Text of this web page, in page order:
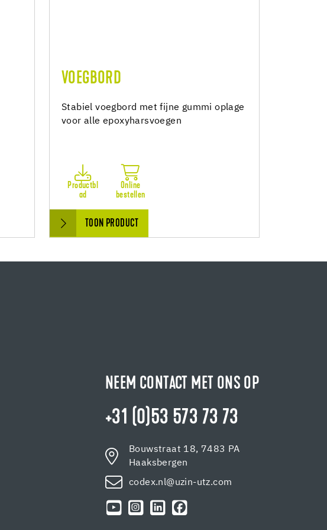
VOEGBORD
Stabiel voegbord met fijne gummi oplage
voor alle epoxyharsvoegen
Productbl
ad
Online
bestellen
TOON PRODUCT
NEEM CONTACT MET ONS OP
+31 (0)53 573 73 73
Bouwstraat 18, 7483 PA
Haaksbergen
codex.nl@uzin-utz.com